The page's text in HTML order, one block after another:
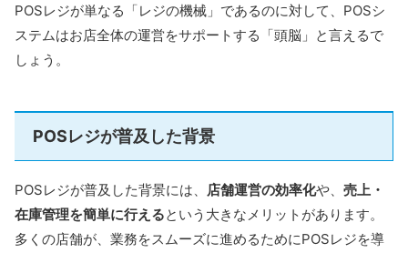
POSレジが単なる「レジの機械」であるのに対して、POSシ
ステムはお店全体の運営をサポートする「頭脳」と言えるで
しょう。
POSレジが普及した背景
POSレジが普及した背景には、 店舗運営の効率化や、 売上・
在庫管理を簡単に行えるという大きなメリットがあります。
多くの店舗が、業務をスムーズに進めるためにPOSレジを導